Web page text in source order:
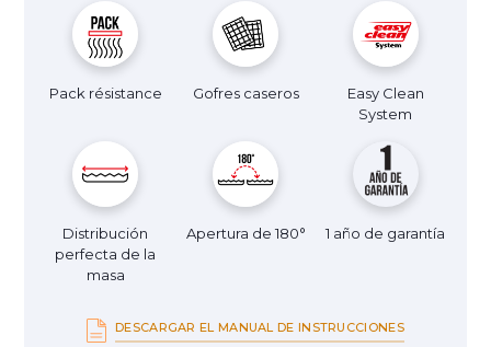
Pack résistance Gofres caseros
Easy Clean
System
Distribución
perfecta de la
masa
Apertura de 180° 1 año de garantía
DESCARGAR EL MANUAL DE INSTRUCCIONES